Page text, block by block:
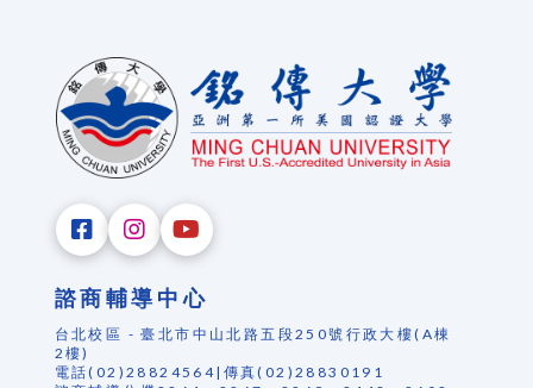
諮商輔導中心
台北校區 - 臺北市中山北路五段250號行政大樓(A棟
2樓)
電話(02)28824564|傳真(02)28830191